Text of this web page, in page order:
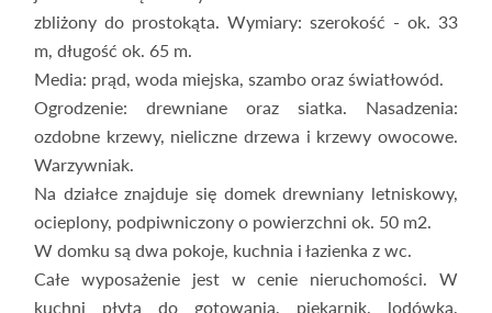
zbliżony do prostokąta. Wymiary: szerokość - ok. 33
m, długość ok. 65 m.
Media: prąd, woda miejska, szambo oraz światłowód.
Ogrodzenie: drewniane oraz siatka. Nasadzenia:
ozdobne krzewy, nieliczne drzewa i krzewy owocowe.
Warzywniak.
Na działce znajduje się domek drewniany letniskowy,
ocieplony, podpiwniczony o powierzchni ok. 50 m2.
W domku są dwa pokoje, kuchnia i łazienka z wc.
Całe wyposażenie jest w cenie nieruchomości. W
kuchni płyta do gotowania, piekarnik, lodówka,